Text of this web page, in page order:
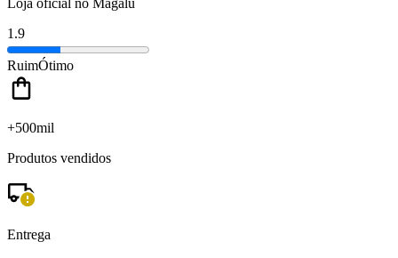
Loja oficial no Magalu
1.9
RuimÓtimo
+500mil
Produtos vendidos
Entrega